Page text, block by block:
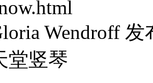
Wendroff
堂竖琴